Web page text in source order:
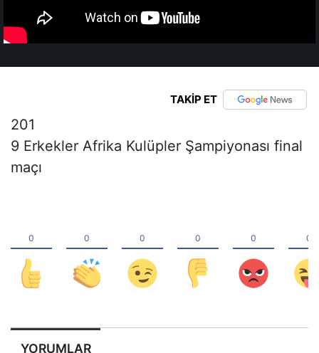
TAKİP ET
201
9 Erkekler Afrika Kulüpler Şampiyonası final
maçı
YORUMLAR